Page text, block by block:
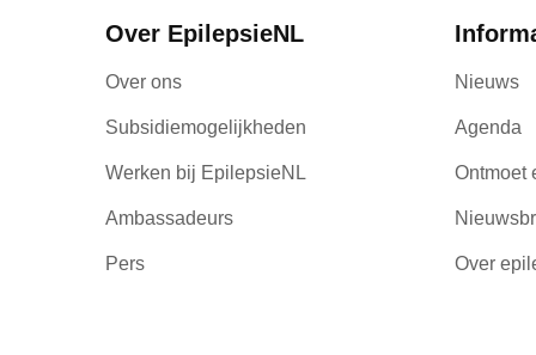
Over EpilepsieNL
Over ons
Subsidiemogelijkheden
Werken bij EpilepsieNL
Ambassadeurs
Pers
Nieuws
Agenda
Ontmoet
Over